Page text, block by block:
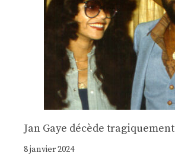
Jan Gaye décède tragiquement
8 janvier 2024